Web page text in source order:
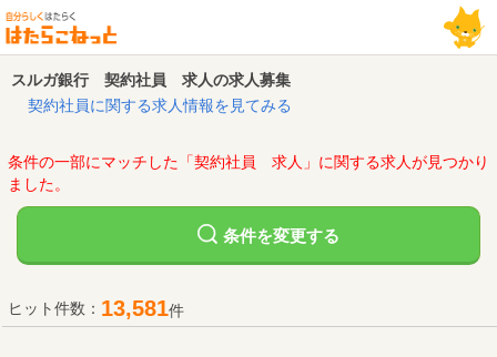
スルガ銀行 契約社員 求人の求人募集
契約社員に関する求人情報を見てみる
条件の一部にマッチした「契約社員 求人」に関する求人が見つかり
ました。
条件を変更する
ヒット件数： 13,581件